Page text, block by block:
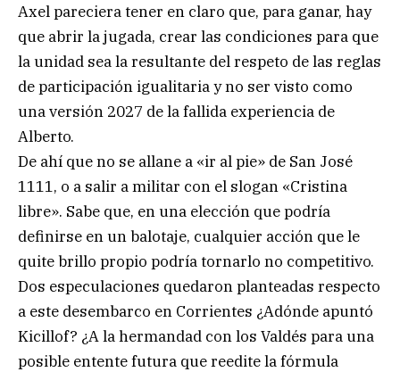
Axel pareciera tener en claro que, para ganar, hay
que abrir la jugada, crear las condiciones para que
la unidad sea la resultante del respeto de las reglas
de participación igualitaria y no ser visto como
una versión 2027 de la fallida experiencia de
Alberto.
De ahí que no se allane a «ir al pie» de San José
1111, o a salir a militar con el slogan «Cristina
libre». Sabe que, en una elección que podría
definirse en un balotaje, cualquier acción que le
quite brillo propio podría tornarlo no competitivo.
Dos especulaciones quedaron planteadas respecto
a este desembarco en Corrientes ¿Adónde apuntó
Kicillof? ¿A la hermandad con los Valdés para una
posible entente futura que reedite la fórmula